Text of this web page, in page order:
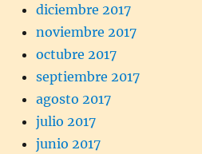
diciembre 2017
noviembre 2017
octubre 2017
septiembre 2017
agosto 2017
julio 2017
junio 2017